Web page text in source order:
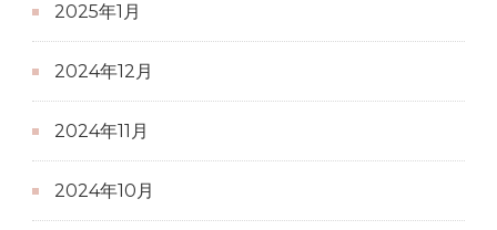
2025年1月
2024年12月
2024年11月
2024年10月